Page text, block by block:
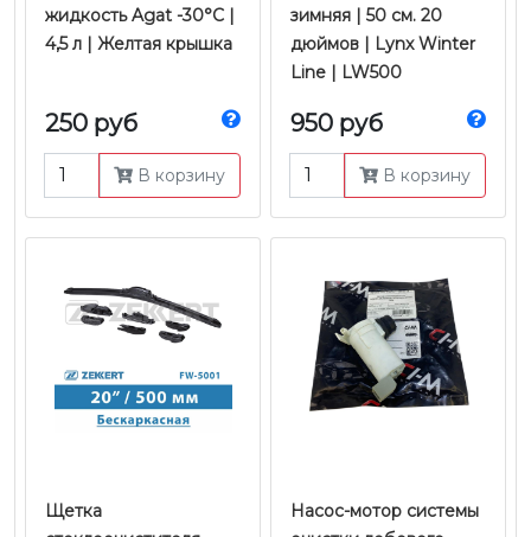
жидкость Agat -30°C |
4,5 л | Желтая крышка
250 руб
В корзину
зимняя | 50 см. 20
дюймов | Lynx Winter
Line | LW500
950 руб
В корзину
Щетка
Насос-мотор системы